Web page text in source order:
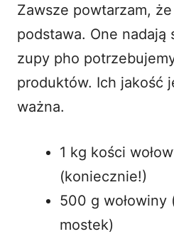
Zawsze powtarzam,
podstawa. One nadają
zupy pho
produktów. Ich jakość
ważna.
1 kg kości
(koniecznie!)
500 g wołowiny
mostek)